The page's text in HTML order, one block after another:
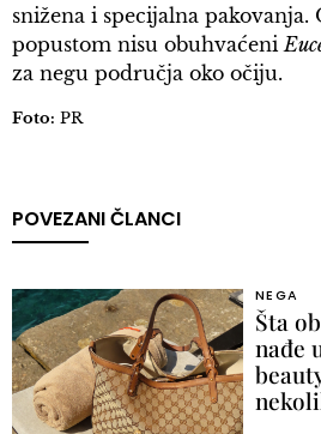
snižena i specijalna
popustom nisu obuhvaćeni
za negu područja oko očiju.
Foto: PR
POVEZANI ČLANCI
NEGA
Šta
nađe